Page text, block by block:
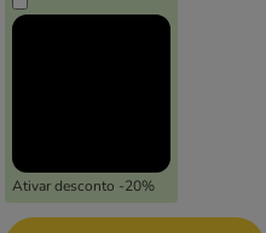
Ativar desconto -20%